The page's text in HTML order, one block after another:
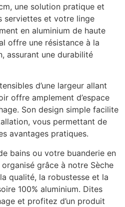
une solution pratique et
serviettes et votre linge
en aluminium de haute
offre une résistance à la
assurant une durabilité
d’une largeur allant
offre amplement d’espace
Son design simple facilite
vous permettant de
avantages pratiques.
bains ou votre buanderie en
grâce à notre Sèche
qualité, la robustesse et la
100% aluminium. Dites
et profitez d’un produit